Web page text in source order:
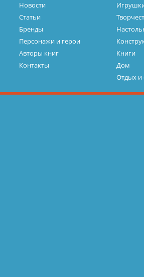
Новости
Статьи
Бренды
Персонажи и герои
Авторы книг
Контакты
Книги
Дом
Отдых и